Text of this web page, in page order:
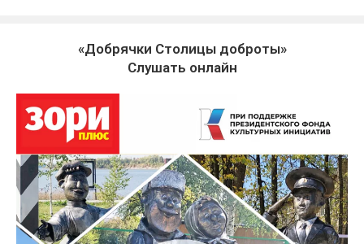
«Добрячки Столицы доброты»
Слушать онлайн